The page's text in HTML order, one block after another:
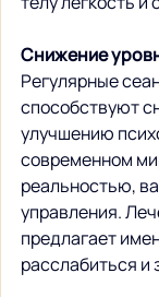
Снижение
Регулярные
способствуют
улучшению
современном
реальностью,
управления.
предлагает
расслабиться и